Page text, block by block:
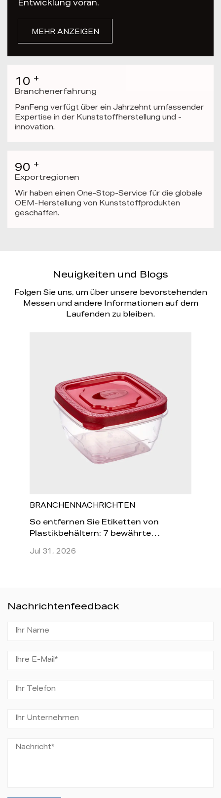
Entwicklung voran.
MEHR ANZEIGEN
10 +
Branchenerfahrung
PanFeng verfügt über ein Jahrzehnt umfassender
Expertise in der Kunststoffherstellung und -
innovation.
90 +
Exportregionen
Wir haben einen One-Stop-Service für die globale
OEM-Herstellung von Kunststoffprodukten
geschaffen.
Neuigkeiten und Blogs
Folgen Sie uns, um über unsere bevorstehenden
Messen und andere Informationen auf dem
Laufenden zu bleiben.
BRANCHENNACHRICHTEN
So entfernen Sie Etiketten von
Plastikbehältern: 7 bewährte
funktionieren
Jul 31, 2026
Nachrichtenfeedback